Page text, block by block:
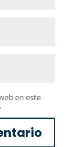
en este